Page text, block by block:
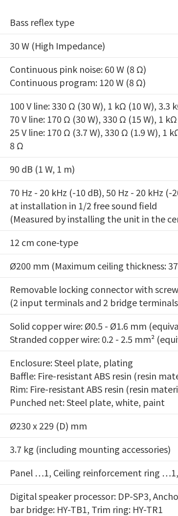
Bass reflex type
30 W (High Impedance)
Continuous pink noise: 60 W (8 Ω)
Continuous program: 120 W (8 Ω)
100 V line: 330 Ω (30 W), 1 kΩ (10 W), 3.3
70 V line: 170 Ω (30 W), 330 Ω (15 W), 1
25 V line: 170 Ω (3.7 W), 330 Ω (1.9 W), 1
8 Ω
90 dB (1 W, 1 m)
70 Hz - 20 kHz (-10 dB), 50 Hz - 20 kHz (-
at installation in 1/2 free sound field
(Measured by installing the unit in the
12 cm cone-type
Ø200 mm (Maximum ceiling thickness:
Removable locking connector with
(2 input terminals and 2 bridge
Solid copper wire: Ø0.5 - Ø1.6 mm
Stranded copper wire: 0.2 - 2.5 mm²
Enclosure: Steel plate, plating
Baffle: Fire-resistant ABS resin (resin
Rim: Fire-resistant ABS resin (resin
Punched net: Steel plate, white, paint
Ø230 x 229 (D) mm
3.7 kg (including mounting accessories)
Panel …1, Ceiling reinforcement ring
Digital speaker processor: DP-SP3,
bar bridge: HY-TB1, Trim ring: HY-TR1